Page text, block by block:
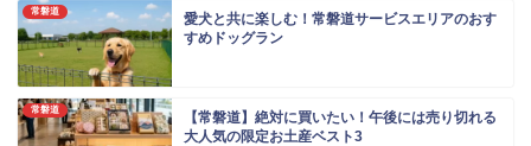
常磐道
愛犬と共に楽しむ！常磐道サービスエリアのおす
すめドッグラン
常磐道
【常磐道】絶対に買いたい！午後には売り切れる
大人気の限定お土産ベスト3